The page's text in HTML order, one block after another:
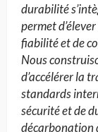
durabilité
permet
fiabilité et de
Nous
d’accélérer la
standards
sécurité et de
décarbonation